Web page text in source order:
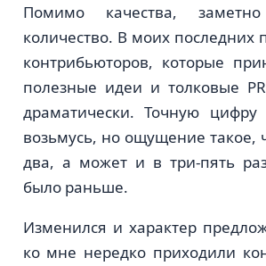
Помимо качества,
количество. В моих последних
контрибьюторов, которые
полезные идеи и толковые
драматически. Точную
возьмусь, но ощущение такое,
два, а может и в три-пять
было раньше.
Изменился и характер
ко мне нередко приходили